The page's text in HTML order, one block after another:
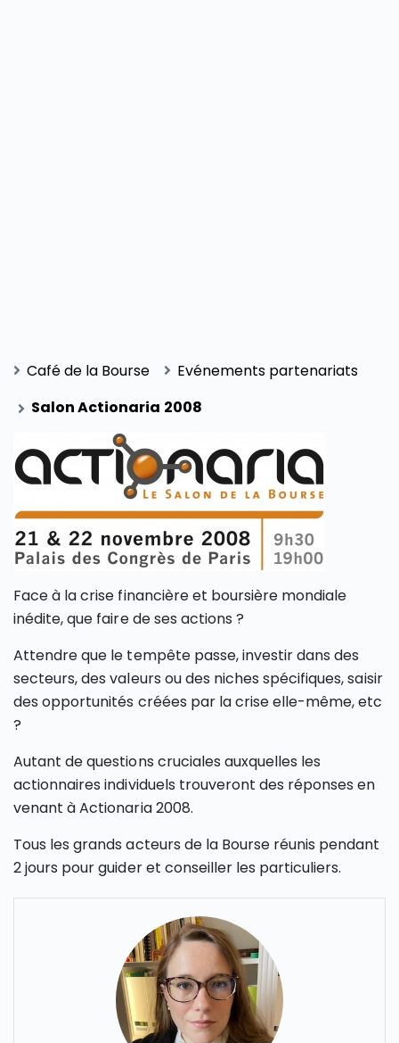
Café de la Bourse
Evénements partenariats
Salon Actionaria 2008
Face à la crise financière et boursière mondiale
inédite, que faire de ses actions ?
Attendre que le tempête passe, investir dans des
secteurs, des valeurs ou des niches spécifiques, saisir
des opportunités créées par la crise elle-même, etc
?
Autant de questions cruciales auxquelles les
actionnaires individuels trouveront des réponses en
venant à Actionaria 2008.
Tous les grands acteurs de la Bourse réunis pendant
2 jours pour guider et conseiller les particuliers.